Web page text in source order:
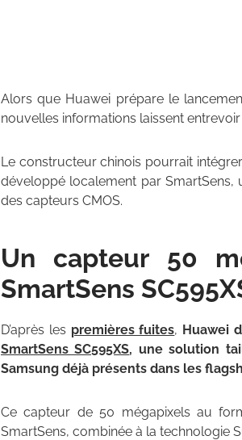
Alors que Huawei prépare le
nouvelles informations laissent
Le constructeur chinois pourrait
développé localement par
des capteurs CMOS.
Un capteur 50
SmartSens
D’après les premières fuites, Huawei
SmartSens SC595XS, une solution
Samsung déjà présents dans les
Ce capteur de 50 mégapixels au
SmartSens, combinée à la technologie